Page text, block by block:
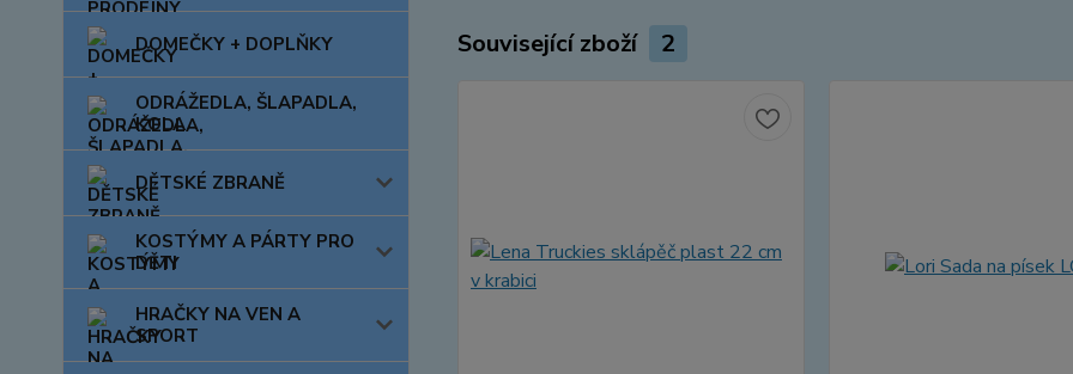
DOMEČKY + DOPLŇKY
ODRÁŽEDLA, ŠLAPADLA,
KOLA
DĚTSKÉ ZBRANĚ
KOSTÝMY A PÁRTY PRO
DĚTI
HRAČKY NA VEN A
SPORT
Související zboží 2